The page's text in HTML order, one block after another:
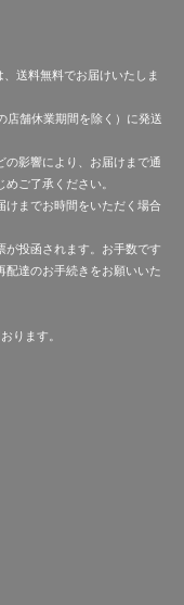
送料無料でお届けいたしま
店舗休業期間を除く）に発送
の影響により、お届けまで通
ご了承ください。
けまでお時間をいただく場合
が投函されます。お手数です
配達のお手続きをお願いいた
ります。